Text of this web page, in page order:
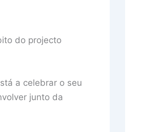
do projecto
a celebrar o seu
junto da